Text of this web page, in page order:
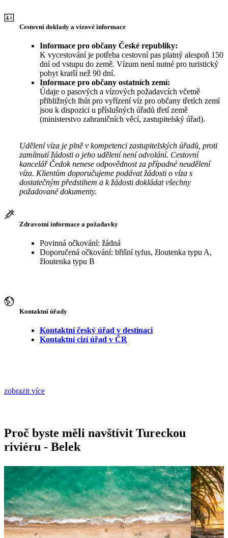
Cestovní doklady a vízové informace
Informace pro občany České republiky:
K vycestování je potřeba cestovní pas platný alespoň 150
dní od vstupu do země. Vízum není nutné pro turistický
pobyt kratší než 90 dní.
Informace pro občany ostatních zemí:
Údaje o pasových a vízových požadavcích včetně
přibližných lhůt pro vyřízení víz pro občany třetích zemí
jsou k dispozici u příslušných úřadů třetí země
(ministerstvo zahraničních věcí, zastupitelský úřad).
Udělení víza je plně v kompetenci zastupitelských úřadů, proti
zamítnutí žádosti o jeho udělení není odvolání. Cestovní
kancelář Čedok nenese odpovědnost za případné neudělení
víza. Klientům doporučujeme podávat žádosti o víza s
dostatečným předstihem a k žádosti dokládat všechny
požadované dokumenty.
Zdravotní informace a požadavky
Povinná očkování: žádná
Doporučená očkování: břišní tyfus, žloutenka typu A,
žloutenka typu B
Kontaktní úřady
Kontaktní český úřad v destinaci
Kontaktní cizí úřad v ČR
zobrazit více
Proč byste měli navštívit Tureckou
riviéru - Belek